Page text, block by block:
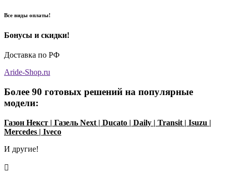
Все виды оплаты!
Бонусы и скидки!
Доставка по РФ
Aride-Shop.ru
Более 90 готовых решений на популярные
модели:
Газон Некст | Газель Next | Ducato | Daily | Transit | Isuzu |
Mercedes | Iveco
И другие!
